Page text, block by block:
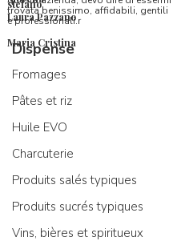
stefano
Laura Pazzano
trovata benissimo, affidabili, gentili
e professionali.r
Maria Cristina
Dispense
Fromages
Pâtes et riz
Huile EVO
Charcuterie
Produits salés typiques
Produits sucrés typiques
Vins, bières et spiritueux